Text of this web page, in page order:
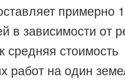
примерно
в зависимости от
средняя стоимость
работ на один